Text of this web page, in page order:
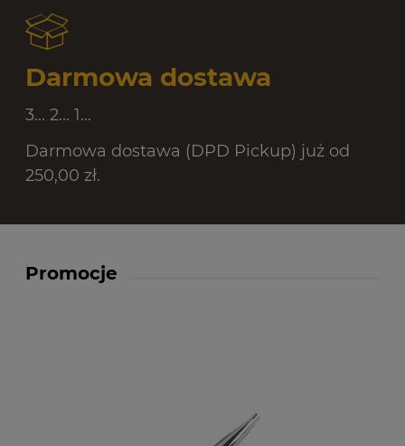
Darmowa dostawa
3... 2... 1...
Darmowa dostawa (DPD Pickup) już od
250,00 zł.
Promocje